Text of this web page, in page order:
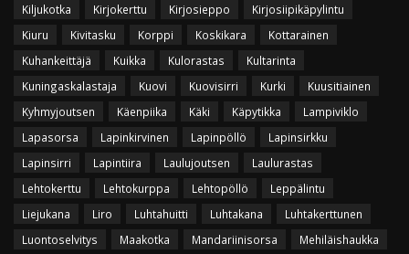
Kiljukotka
Kirjokerttu Kirjosieppo
Kirjosiipikäpylintu
Kiuru
Kivitasku Korppi Koskikara
Kottarainen
Kuhankeittäjä
Kuikka Kulorastas
Kultarinta
Kuningaskalastaja
Kuovi Kuovisirri Kurki
Kuusitiainen
Kyhmyjoutsen
Käenpiika Käki Käpytikka
Lampiviklo
Lapasorsa
Lapinkirvinen Lapinpöllö
Lapinsirkku
Lapinsirri
Lapintiira Laulujoutsen
Laulurastas
Lehtokerttu
Lehtokurppa Lehtopöllö
Leppälintu
Liejukana
Liro Luhtahuitti Luhtakana
Luhtakerttunen
Luontoselvitys
Maakotka Mandariinisorsa
Mehiläishaukka